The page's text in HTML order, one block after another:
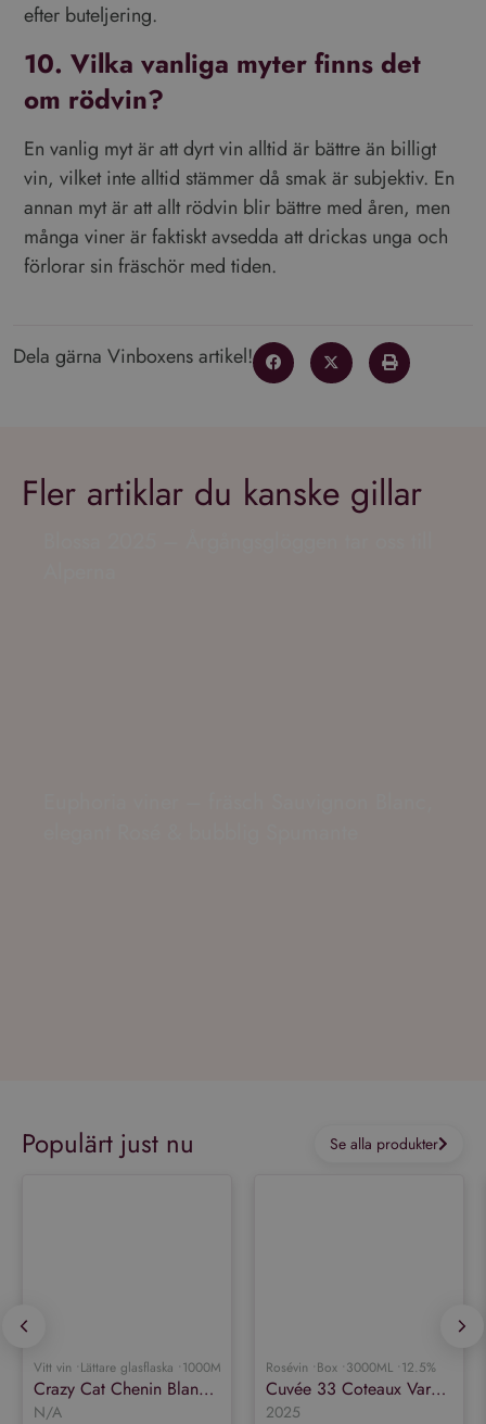
efter buteljering.
10. Vilka vanliga myter finns det
om rödvin?
En vanlig myt är att dyrt vin alltid är bättre än billigt
vin, vilket inte alltid stämmer då smak är subjektiv. En
annan myt är att allt rödvin blir bättre med åren, men
många viner är faktiskt avsedda att drickas unga och
förlorar sin fräschör med tiden.
Dela gärna Vinboxens artikel!
Fler artiklar du kanske gillar
Populärt just nu Se alla produkter
Vitt vin •Lättare glasflaska •1000ML • 12.5%
Crazy Cat Chenin Blanc & Muscat
N/A
Rosévin •Box •3000ML •12.5%
Cuvée 33 Coteaux Varois en Provence Rosé Organic
2025
.vinboxen.se
associerat med Google
Universal Analytics - vilket är
unika användare genom att
tilldela ett slumpmässigt
genererat nummer som
klientidentifierare. Den ingår
i varje sidförfrågan på en
webbplats och används för
att beräkna besökar-,
session- och kampanjdata
Google